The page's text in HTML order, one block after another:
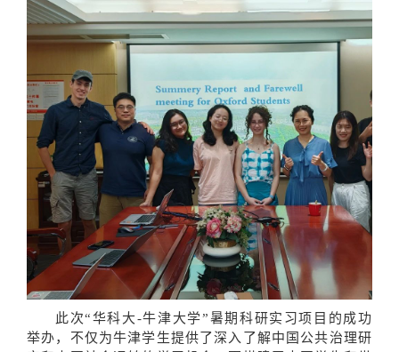
此次“华科大-牛津大学”暑期科研实习项目的成功
举办，不仅为牛津学生提供了深入了解中国公共治理研